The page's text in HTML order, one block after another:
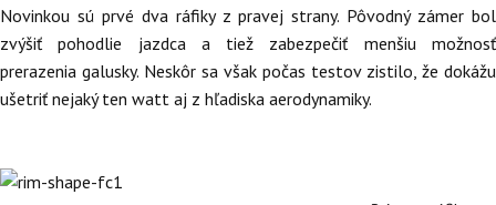
Novinkou sú prvé dva ráfiky z pravej strany. Pôvodný zámer bol
zvýšiť pohodlie jazdca a tiež zabezpečiť menšiu možnosť
prerazenia galusky. Neskôr sa však počas testov zistilo, že dokážu
ušetriť nejaký ten watt aj z hľadiska aerodynamiky.